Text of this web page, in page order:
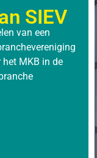
SIEV
van een
MKB in de